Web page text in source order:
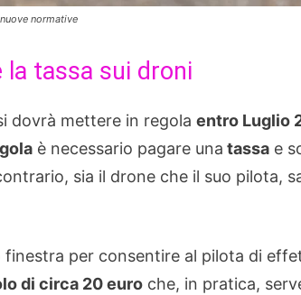
normative
la tassa sui droni
dovrà mettere in regola entro Luglio
è necessario pagare una tassa e
sia il drone che il suo pilota,
per consentire al pilota di
di circa 20 euro che, in pratica,